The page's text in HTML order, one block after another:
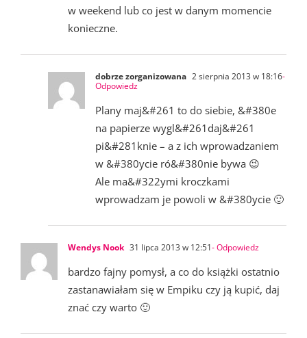
w weekend lub co jest w danym momencie
konieczne.
dobrze zorganizowana 2 sierpnia 2013 w 18:16-
Odpowiedz
Plany maj&#261 to do siebie, &#380e
na papierze wygl&#261daj&#261
pi&#281knie – a z ich wprowadzaniem
w &#380ycie ró&#380nie bywa 😉
Ale ma&#322ymi kroczkami
wprowadzam je powoli w &#380ycie 🙂
Wendys Nook 31 lipca 2013 w 12:51- Odpowiedz
bardzo fajny pomysł, a co do książki ostatnio
zastanawiałam się w Empiku czy ją kupić, daj
znać czy warto 🙂